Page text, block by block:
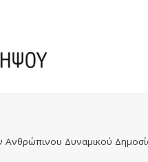
Ανθρώπινου Δυναμικού